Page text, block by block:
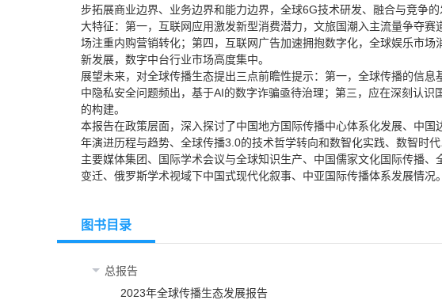
步拓展商业边界、业务边界和能力边界，全球6G技术研发、融合与竞争
大特征：第一，互联网应用激发新型消费潜力，文旅国潮入主流量争夺
场注重内购营销转化；第四，互联网广告加速拥抱数字化，全球娱乐市
新发展，数字中台行业市场高度集中。
展望未来，对全球传播生态提出三点前瞻性提示：第一，全球传播的信
中隐私安全问题频出，基于AI的数字诈骗亟待治理；第三，应在深刻认
的构建。
本报告在政策层面，深入探讨了中国地方国际传播中心体系化发展、中
年演进历程与趋势、全球传播3.0的技术哲学转向和数智化实践、数智时
主要媒体集团、国际学术会议与全球知识生产、中国儒家文化国际传播
变迁、俄罗斯学术视域下中国式现代化叙事、中亚国际传播体系发展情况。
图书目录
总报告
2023年全球传播生态发展报告